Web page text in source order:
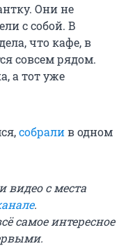
Они не
с собой. В
что кафе, в
совсем рядом.
а тот уже
собралив одном
видео с места
.
самое интересное